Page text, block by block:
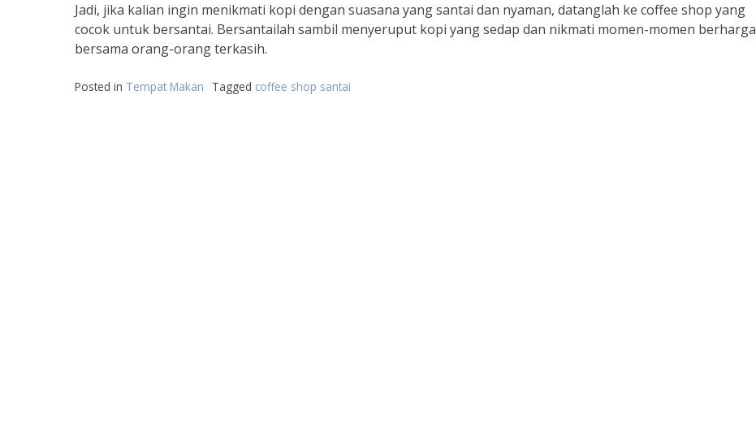
Jadi, jika kalian ingin menikmati kopi dengan suasana yang santai dan nyaman, datanglah ke coffee shop yang
cocok untuk bersantai. Bersantailah sambil menyeruput kopi yang sedap dan nikmati momen-momen berharga
bersama orang-orang terkasih.
Posted in Tempat Makan Tagged coffee shop santai